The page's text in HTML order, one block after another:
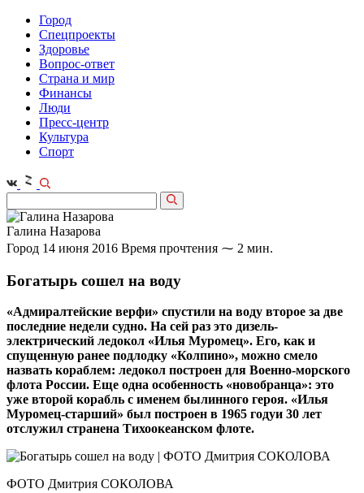
Город
Спецпроекты
Здоровье
Вопрос-ответ
Страна и мир
Финансы
Люди
Пресс-центр
Культура
Спорт
Галина Назарова
Город 14 июня 2016 Время прочтения ⁓ 2 мин.
Богатырь сошел на воду
«Адмиралтейские верфи» спустили на воду второе за две
последние недели судно. На сей раз это дизель-
электрический ледокол «Илья Муромец». Его, как и
спущенную ранее подлодку «Колпино», можно смело
назвать кораблем: ледокол построен для Военно-морского
флота России. Еще одна особенность «новобранца»: это
уже второй корабль с именем былинного героя. «Илья
Муромец-старший» был построен в 1965 годуи 30 лет
отслужил странена Тихоокеанском флоте.
ФОТО Дмитрия СОКОЛОВА